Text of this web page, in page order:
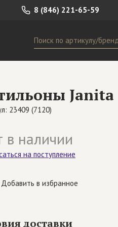
8 (846) 221-65-59
Другое
Janita
23409 (7120)
в наличии
на поступление
Добавить в избранное
доставки